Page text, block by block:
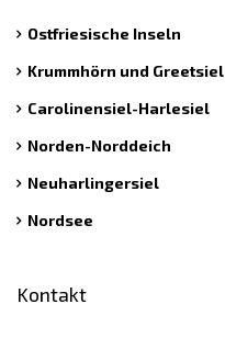
Ostfriesische Inseln
Krummhörn und Greetsiel
Carolinensiel-Harlesiel
Norden-Norddeich
Neuharlingersiel
Nordsee
Kontakt